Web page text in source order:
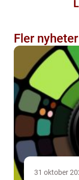
Fler nyheter
31 oktober